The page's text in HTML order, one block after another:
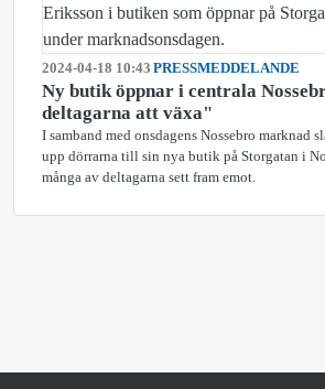
2024-04-18 10:43 PRESSMEDDELANDE
Ny butik öppnar i centrala
deltagarna att växa"
I samband med onsdagens Nossebro marknad
upp dörrarna till sin nya butik på Storgatan i
många av deltagarna sett fram emot.